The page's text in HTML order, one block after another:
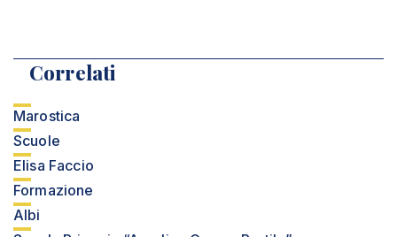
Correlati
Marostica
Scuole
Elisa Faccio
Formazione
Albi